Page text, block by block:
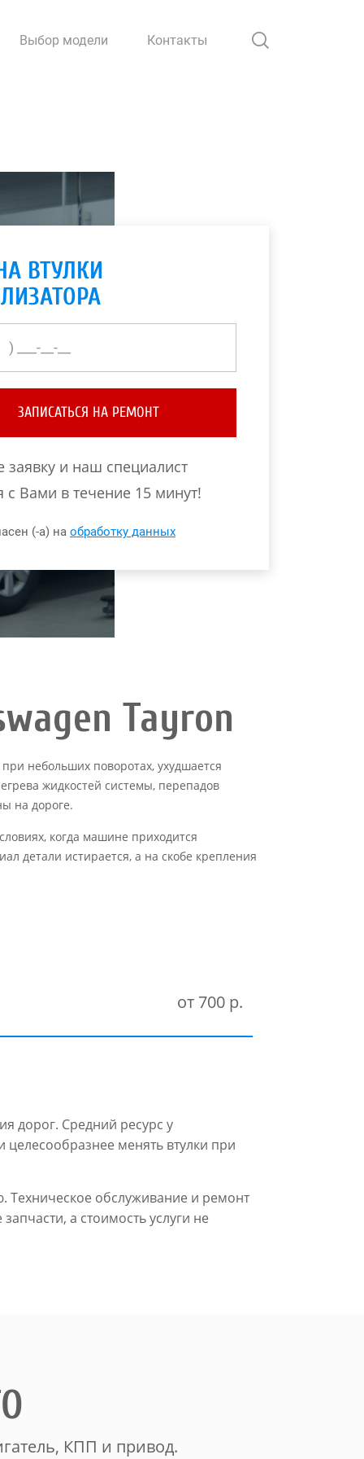
Выбор модели Контакты
ВТУЛКИ
ЗАПИСАТЬСЯ НА РЕМОНТ
заявку и наш специалист
с Вами в течение 15 минут!
(-а) на обработку данных
Tayron
небольших поворотах, ухудшается
жидкостей системы, перепадов
на дороге.
когда машине приходится
детали истирается, а на скобе крепления
от 700 р.
дорог. Средний ресурс у
менять втулки при
Техническое обслуживание и ремонт
а стоимость услуги не
КПП и привод.